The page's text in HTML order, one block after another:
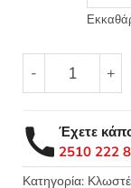
-
κεντήματος
Super
Bright
3κλωνη
κώνος
+
Έχετε
2510 222
Κατηγορία: